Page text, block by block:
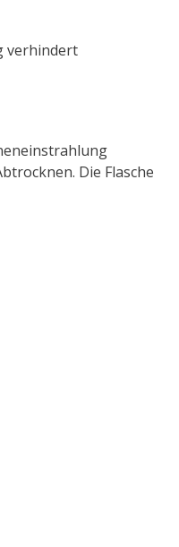
verhindert
Die Flasche